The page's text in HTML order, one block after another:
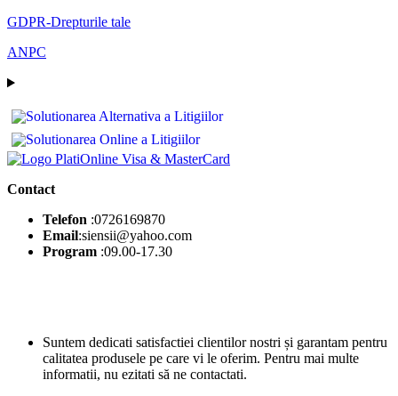
GDPR-Drepturile tale
ANPC
Contact
Telefon :0726169870
Email:siensii@yahoo.com
Program :09.00-17.30
Suntem dedicati satisfactiei clientilor nostri și garantam pentru
calitatea produsele pe care vi le oferim. Pentru mai multe
informatii, nu ezitati să ne contactati.